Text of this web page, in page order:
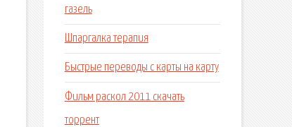
газель
Шпаргалка терапия
Быстрые переводы с карты на карту
Фильм раскол 2011 скачать
торрент